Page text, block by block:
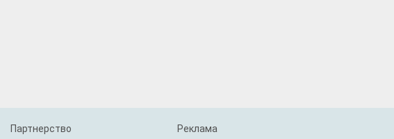
Партнерство Реклама